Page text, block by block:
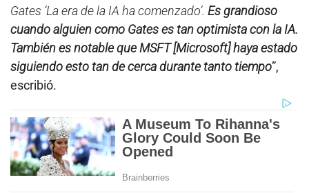
Gates ‘La era de la IA ha comenzado’. Es grandioso
cuando alguien como Gates es tan optimista con la IA.
También es notable que MSFT [Microsoft] haya estado
siguiendo esto tan de cerca durante tanto tiempo”,
escribió.